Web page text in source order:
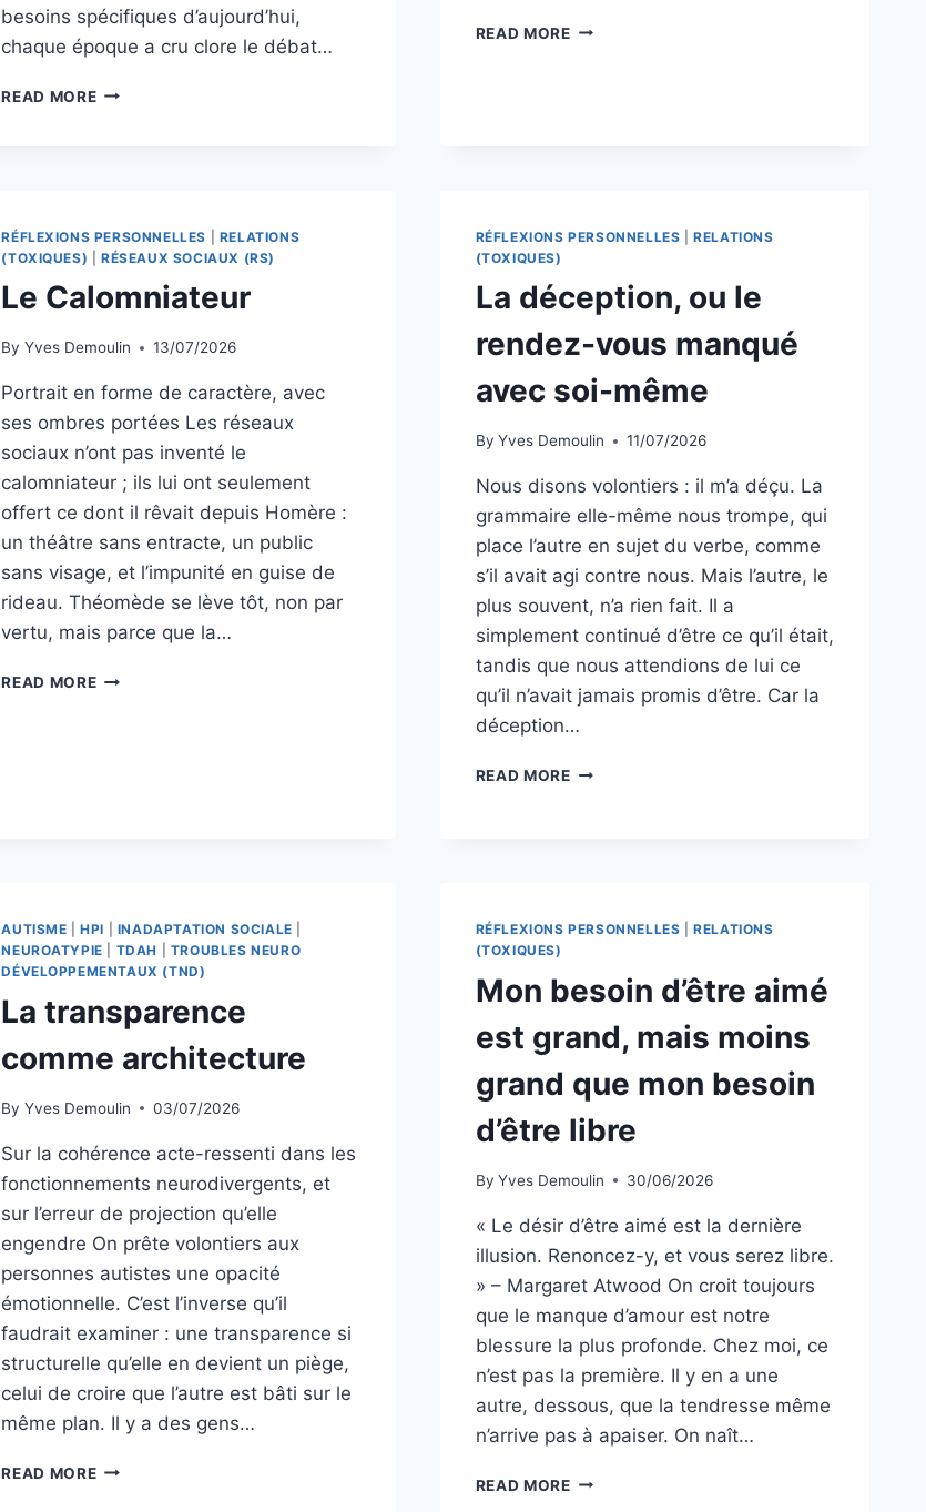
besoins spécifiques d’aujourd’hui,
chaque époque a cru clore le débat…
READ MOREDE
GÉNÉALOGIE
DES
DU
ET
LA
DIFFÉRENCE
READ MORELA
RÉFLEXIONS PERSONNELLES
RELATIONS
(TOXIQUES) |RÉSEAUX SOCIAUX (RS)
Le Calomniateur
By Yves Demoulin 13/07/2026
Portrait en forme de caractère, avec
ses ombres portées Les réseaux
sociaux n’ont pas inventé le
calomniateur ; ils lui ont seulement
offert ce dont il rêvait depuis Homère :
un théâtre sans entracte, un public
sans visage, et l’impunité en guise de
rideau. Théomède se lève tôt, non par
vertu, mais parce que la…
READ MORELE
RÉFLEXIONS PERSONNELLES |RELATIONS
(TOXIQUES)
La déception, ou le
rendez-vous manqué
avec soi-même
By Yves Demoulin 11/07/2026
Nous disons volontiers : il m’a déçu. La
grammaire elle-même nous trompe, qui
place l’autre en sujet du verbe, comme
s’il avait agi contre nous. Mais l’autre, le
plus souvent, n’a rien fait. Il a
simplement continué d’être ce qu’il était,
tandis que nous attendions de lui ce
qu’il n’avait jamais promis d’être. Car la
déception…
READ MORELA
AVEC
AUTISME |HPI INADAPTATION SOCIALE
NEUROATYPIE
TDAH
TROUBLES NEURO
DÉVELOPPEMENTAUX (TND)
La transparence
comme architecture
By Yves Demoulin 03/07/2026
Sur la cohérence acte-ressenti dans les
fonctionnements neurodivergents, et
sur l’erreur de projection qu’elle
engendre On prête volontiers aux
personnes autistes une opacité
émotionnelle. C’est l’inverse qu’il
faudrait examiner : une transparence si
structurelle qu’elle en devient un piège,
celui de croire que l’autre est bâti sur le
même plan. Il y a des gens…
READ MORELA
RÉFLEXIONS PERSONNELLES |RELATIONS
(TOXIQUES)
Mon besoin d’être aimé
est grand, mais moins
grand que mon besoin
d’être libre
By Yves Demoulin 30/06/2026
« Le désir d’être aimé est la dernière
illusion. Renoncez-y, et vous serez libre.
» – Margaret Atwood On croit toujours
que le manque d’amour est notre
blessure la plus profonde. Chez moi, ce
n’est pas la première. Il y en a une
autre, dessous, que la tendresse même
n’arrive pas à apaiser. On naît…
READ MOREMON